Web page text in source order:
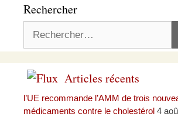
Rechercher
Articles récents
l’UE recommande l’AMM de trois
médicaments contre le cholestérol 4